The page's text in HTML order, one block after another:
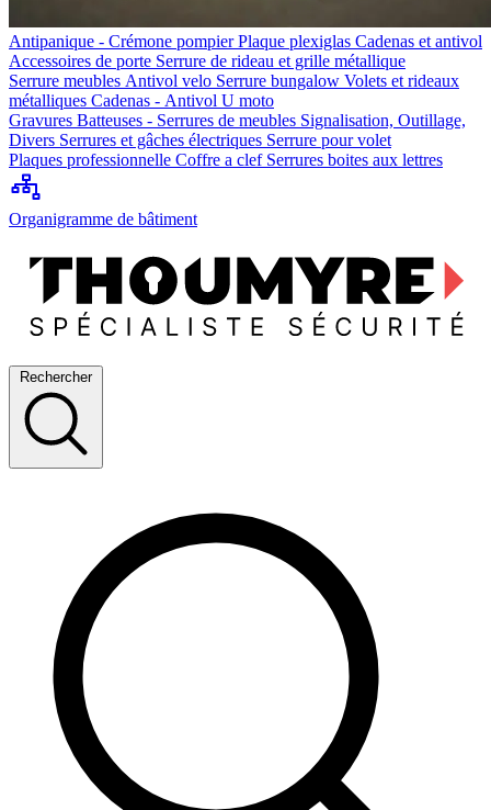
Antipanique - Crémone pompierPlaque plexiglas Cadenas et antivol
Accessoires de porte Serrure de rideau et grille métallique
Serrure meubles Antivol velo Serrure bungalow Volets et rideaux
métalliques Cadenas - Antivol U moto
Gravures Batteuses - Serrures de meubles Signalisation, Outillage,
Divers Serrures et gâches électriques Serrure pour volet
Plaques professionnelle Coffre a clef Serrures boites aux lettres
Organigramme de bâtiment
Rechercher